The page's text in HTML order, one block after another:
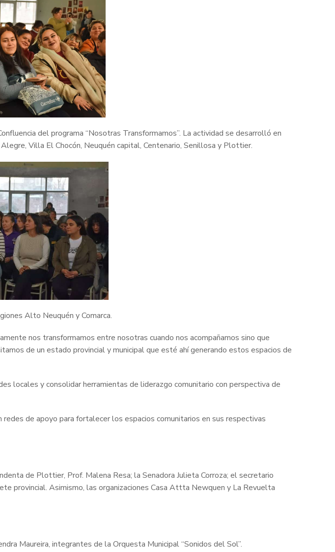
del programa “Nosotras Transformamos”. La actividad se desarrolló en
Villa El Chocón, Neuquén capital, Centenario, Senillosa y Plottier.
Alto Neuquén y Comarca.
nos transformamos entre nosotras cuando nos acompañamos sino que
de un estado provincial y municipal que esté ahí generando estos espacios de
locales y consolidar herramientas de liderazgo comunitario con perspectiva de
de apoyo para fortalecer los espacios comunitarios en sus respectivas
de Plottier, Prof. Malena Resa; la Senadora Julieta Corroza; el secretario
provincial. Asimismo, las organizaciones Casa Attta Newquen y La Revuelta
Maureira, integrantes de la Orquesta Municipal “Sonidos del Sol”.